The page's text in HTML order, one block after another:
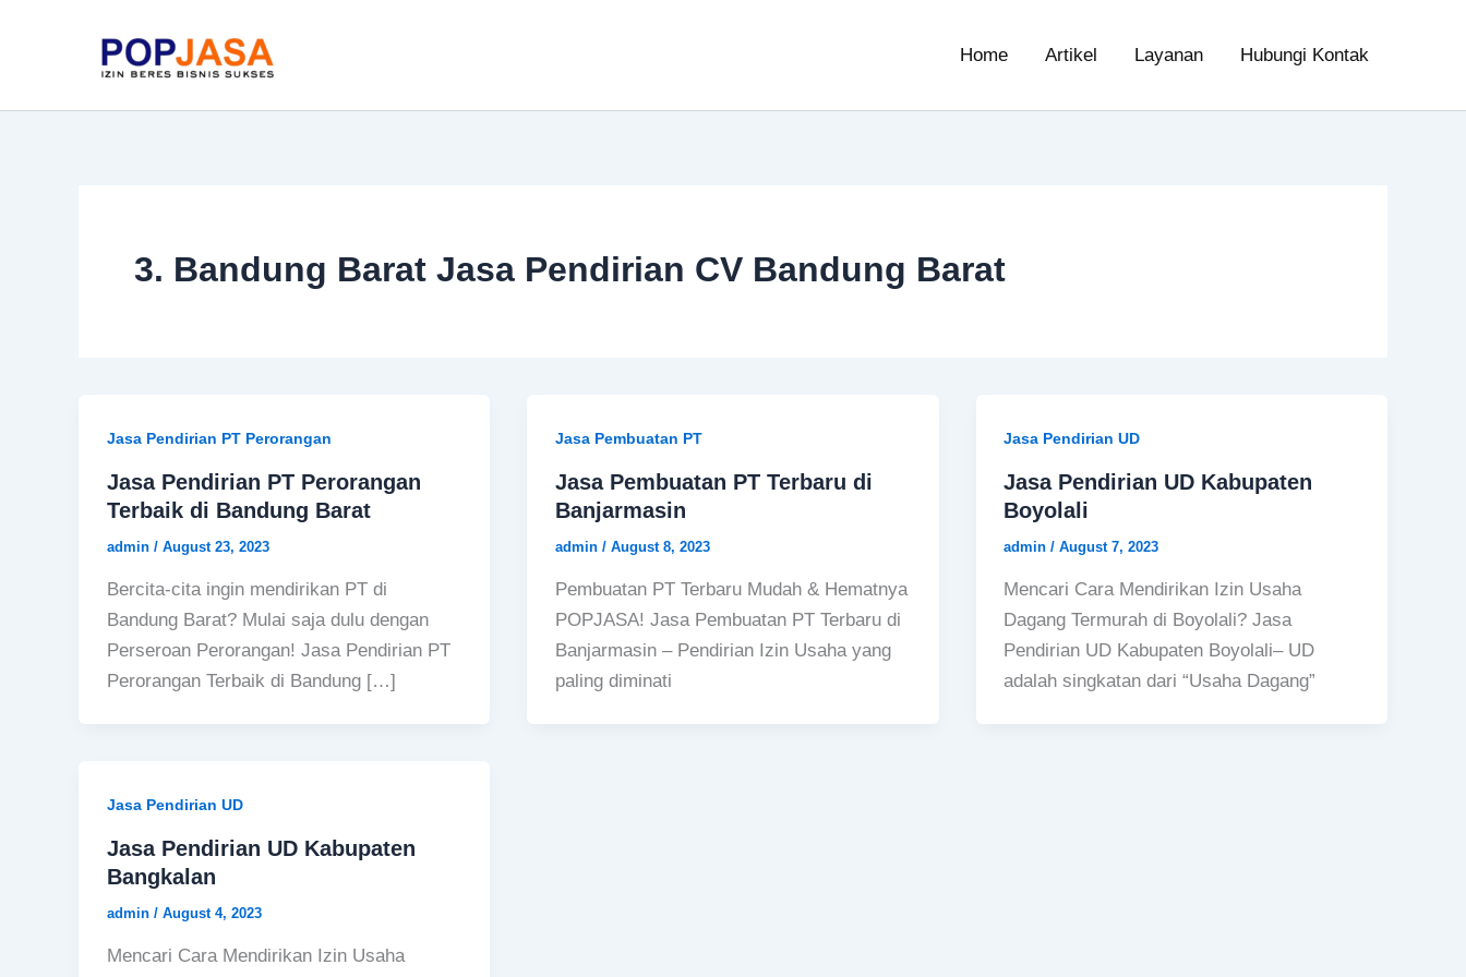
Home Artikel Layanan Hubungi Kontak
3. Bandung Barat Jasa Pendirian CV Bandung Barat
Jasa Pendirian PT Perorangan
Jasa Pendirian PT Perorangan
Terbaik di Bandung Barat
admin / August 23, 2023
Bercita-cita ingin mendirikan PT di
Bandung Barat? Mulai saja dulu dengan
Perseroan Perorangan! Jasa Pendirian PT
Perorangan Terbaik di Bandung […]
Jasa Pembuatan PT
Jasa Pembuatan PT Terbaru di
Banjarmasin
admin / August 8, 2023
Pembuatan PT Terbaru Mudah & Hematnya
POPJASA! Jasa Pembuatan PT Terbaru di
Banjarmasin – Pendirian Izin Usaha yang
paling diminati
Jasa Pendirian UD
Jasa Pendirian UD Kabupaten
Boyolali
admin/August 7, 2023
Mencari Cara Mendirikan Izin Usaha
Dagang Termurah di Boyolali? Jasa
Pendirian UD Kabupaten Boyolali– UD
adalah singkatan dari “Usaha Dagang”
Jasa Pendirian UD
Jasa Pendirian UD Kabupaten
Bangkalan
admin / August 4, 2023
Mencari Cara Mendirikan Izin Usaha